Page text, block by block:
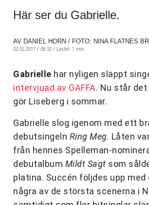
Här ser du Gabrielle.
AV DANIEL HORN / FOTO: NINA FLATNES
02.02.2017 / 08:32 / Lästid: 1 min
Gabrielle har nyligen släppt
intervjuad av GAFFA. Nu står
gör Liseberg i sommar.
Gabrielle slog igenom med ett
debutsingeln Ring Meg. Låten
från hennes Spelleman-
debutalbum Mildt Sagt som
platina. Succén följdes upp med
några av de största scenerna i